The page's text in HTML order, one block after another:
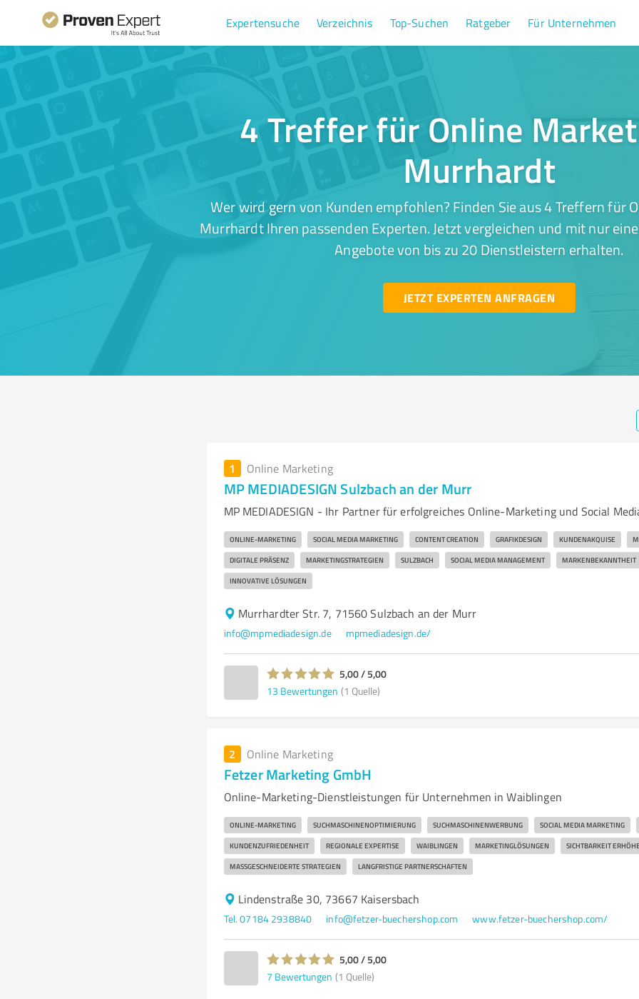
Expertensuche Verzeichnis Top-Suchen Ratgeber Für Unternehmen
4 Treffer für Online
Murrhardt
Wer wird gern von Kunden empfohlen? Finden Sie aus 4 Treffern für
Murrhardt Ihren passenden Experten. Jetzt vergleichen und mit nur
Angebote von bis zu 20 Dienstleistern erhalten.
JETZT EXPERTEN ANFRAGEN
1 Online Marketing
MP MEDIADESIGN Sulzbach an der Murr
MP MEDIADESIGN - Ihr Partner für erfolgreiches Online-Marketing und Social
ONLINE-MARKETING SOCIAL MEDIA MARKETING CONTENT CREATION GRAFIKDESIGN KUNDENAKQUISE
DIGITALE PRÄSENZ MARKETINGSTRATEGIEN SULZBACH SOCIAL MEDIA MANAGEMENT MARKENBEKANNTHEIT
INNOVATIVE LÖSUNGEN
Murrhardter Str. 7, 71560 Sulzbach an der Murr
info@mpmediadesign.de mpmediadesign.de/
5,00 / 5,00
13 Bewertungen (1 Quelle)
2 Online Marketing
Fetzer Marketing GmbH
Online-Marketing-Dienstleistungen für Unternehmen in Waiblingen
ONLINE-MARKETING SUCHMASCHINENOPTIMIERUNG SUCHMASCHINENWERBUNG SOCIAL MEDIA MARKETING
KUNDENZUFRIEDENHEIT REGIONALE EXPERTISE WAIBLINGEN MARKETINGLÖSUNGEN SICHTBARKEIT
MASSGESCHNEIDERTE STRATEGIEN LANGFRISTIGE PARTNERSCHAFTEN
Lindenstraße 30, 73667 Kaisersbach
Tel. 07184 2938840 info@fetzer-buechershop.com www.fetzer-buechershop.com/
5,00 / 5,00
7 Bewertungen (1 Quelle)